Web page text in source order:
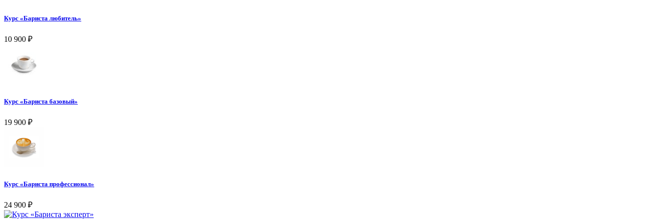
Курс «Бариста любитель»
10 900 ₽
Курс «Бариста базовый»
19 900 ₽
Курс «Бариста профессионал»
24 900 ₽